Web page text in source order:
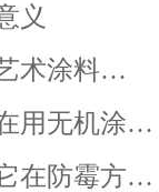
义
术涂料…
用无机涂…
在防霉方…